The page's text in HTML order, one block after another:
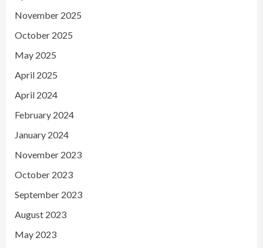
November 2025
October 2025
May 2025
April 2025
April 2024
February 2024
January 2024
November 2023
October 2023
September 2023
August 2023
May 2023